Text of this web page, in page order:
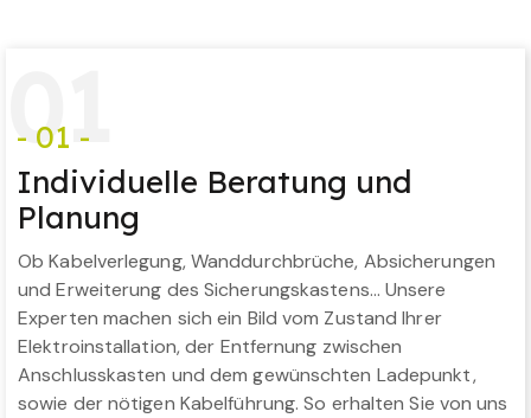
01
- 01 -
Individuelle Beratung und
Planung
Ob Kabelverlegung, Wanddurchbrüche, Absicherungen
und Erweiterung des Sicherungskastens… Unsere
Experten machen sich ein Bild vom Zustand Ihrer
Elektroinstallation, der Entfernung zwischen
Anschlusskasten und dem gewünschten Ladepunkt,
sowie der nötigen Kabelführung. So erhalten Sie von uns